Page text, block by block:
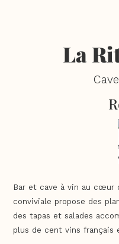
La
Bar et cave à vin au cœur
conviviale propose des
des tapas et salades
plus de cent vins français